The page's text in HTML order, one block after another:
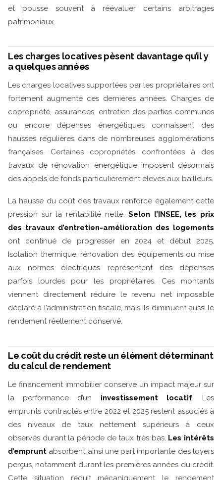
et pousse souvent à réévaluer certains arbitrages
patrimoniaux.
Les charges locatives pèsent davantage qu’il y
a quelques années
Les charges locatives supportées par les propriétaires ont
fortement augmenté ces dernières années. Charges de
copropriété, assurances, entretien des parties communes
ou encore dépenses énergétiques connaissent des
hausses régulières dans de nombreuses agglomérations
françaises. Certaines copropriétés confrontées à des
travaux de rénovation énergétique imposent désormais
des appels de fonds particulièrement élevés aux bailleurs.
La hausse du coût des travaux renforce également cette
pression sur la rentabilité nette.Selon l’INSEE, les prix
des travaux d’entretien-amélioration des logements
ont continué de progresser en 2024 et début 2025.
Isolation thermique, rénovation des équipements ou mise
aux normes électriques représentent des dépenses
parfois lourdes pour les propriétaires. Ces montants
viennent directement réduire le revenu net imposable
déclaré à l’administration fiscale, mais ils diminuent aussi le
rendement réellement conservé.
Le coût du crédit reste un élément déterminant
du calcul de rendement
Le financement immobilier conserve un impact majeur sur
la performance d’un investissement locatif. Les
emprunts contractés entre 2022 et 2025 restent associés à
des niveaux de taux nettement supérieurs à ceux
observés durant la période de taux très bas. Les intérêts
d’emprunt absorbent ainsi une part importante des loyers
perçus, notamment durant les premières années du crédit.